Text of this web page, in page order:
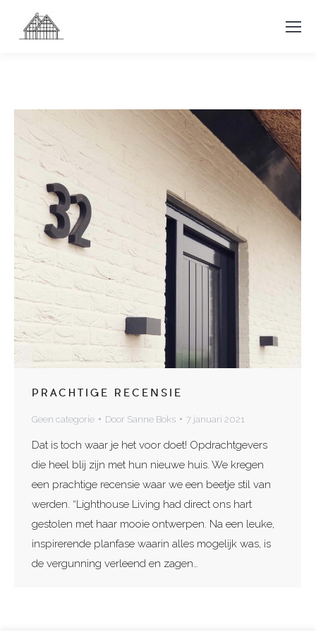
PRACHTIGE RECENSIE
Geen categorie Door Sanne Boks 7 januari 2021
Dat is toch waar je het voor doet! Opdrachtgevers
die heel blij zijn met hun nieuwe huis. We kregen
een prachtige recensie waar we een beetje stil van
werden. “Lighthouse Living had direct ons hart
gestolen met haar mooie ontwerpen. Na een leuke,
inspirerende planfase waarin alles mogelijk was, is
de vergunning verleend en zagen…